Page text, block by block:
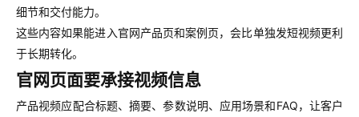
细节和交付能力。
这些内容如果能进入官网产品页和案例页，会比单独发短视频更利
于长期转化。
官网页面要承接视频信息
产品视频应配合标题、摘要、参数说明、应用场景和FAQ，让客户